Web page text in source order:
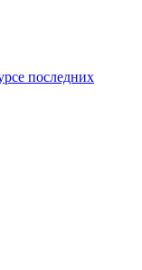
последних